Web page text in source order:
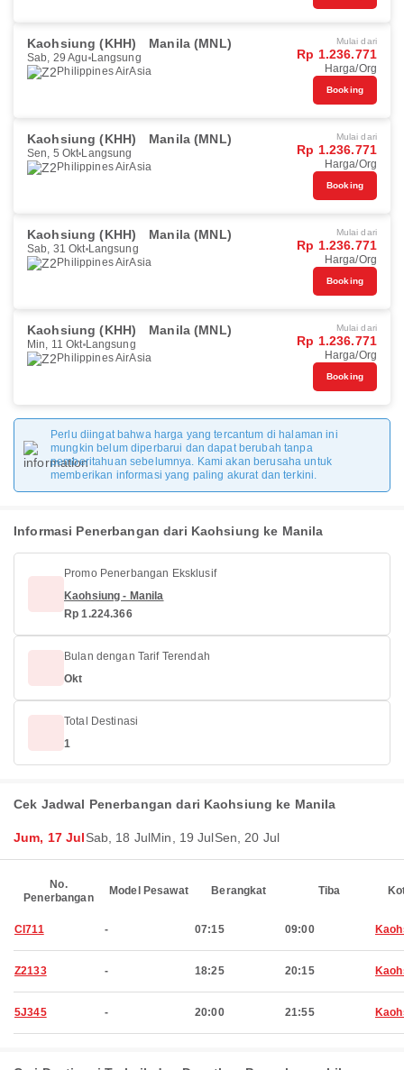
Kaohsiung (KHH) Manila (MNL)
Sab, 29 Agu Langsung
Philippines AirAsia
Mulai dari
Rp 1.236.771
Harga/Org
Booking
Kaohsiung (KHH) Manila (MNL)
Sen, 5 Okt Langsung
Philippines AirAsia
Mulai dari
Rp 1.236.771
Harga/Org
Booking
Kaohsiung (KHH) Manila (MNL)
Sab, 31 Okt Langsung
Philippines AirAsia
Mulai dari
Rp 1.236.771
Harga/Org
Booking
Kaohsiung (KHH) Manila (MNL)
Min, 11 Okt Langsung
Philippines AirAsia
Mulai dari
Rp 1.236.771
Harga/Org
Booking
Perlu diingat bahwa harga yang tercantum di halaman ini
mungkin belum diperbarui dan dapat berubah tanpa
pemberitahuan sebelumnya. Kami akan berusaha untuk
memberikan informasi yang paling akurat dan terkini.
Informasi Penerbangan dari Kaohsiung ke Manila
Promo Penerbangan Eksklusif
Kaohsiung - Manila
Rp 1.224.366
Bulan dengan Tarif Terendah
Okt
Total Destinasi
1
Cek Jadwal Penerbangan dari Kaohsiung ke Manila
Jum, 17 JulSab, 18 JulMin, 19 JulSen, 20 Jul
No.
Penerbangan
Model Pesawat Berangkat Tiba
CI711 - 07:15 09:00
Z2133 - 18:25 20:15
5J345 - 20:00 21:55